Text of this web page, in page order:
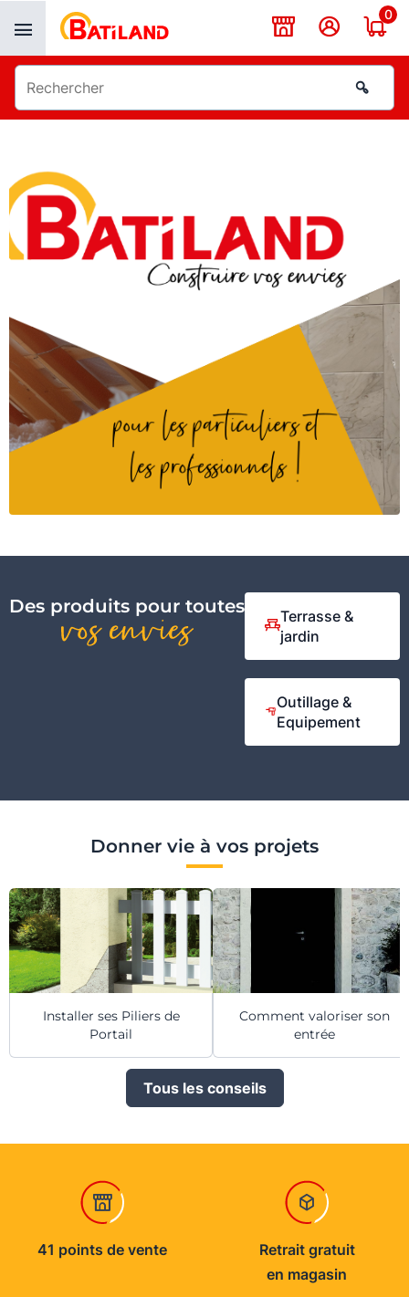
0
Des produits pour toutes
vos envies
Terrasse &
jardin
Outillage &
Equipement
Donner vie à vos projets
Installer ses Piliers de
Portail
Comment valoriser son
entrée
Tous les conseils
41 points de vente
Retrait gratuit
en magasin
Panneau de gestion des cookies